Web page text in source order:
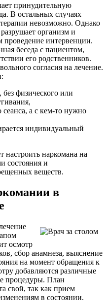
принудительную
В остальных случаях
терапии невозможно. Однако
организм и
проведение интервенции.
беседа с пациентом,
его родственников.
согласия на лечение.
физического или
сеанса, а с кем-то нужно
индивидуальный
настроить наркомана на
состояния и
веществ.
в
осмотр
сбор анамнеза, выяснение
на момент обращения к
добавляются различные
процедуры. План
свой, так как прием
в состоянии.